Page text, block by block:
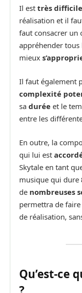
Il est très difficile
réalisation et il
faut consacrer un
appréhender tous
mieux
Il faut également
complexité
sa durée et le
entre les
En outre, la
qui lui est
Skytale en tant
musique qui dure
de nombreuses
permettra de
de réalisation,
Qu’est-ce